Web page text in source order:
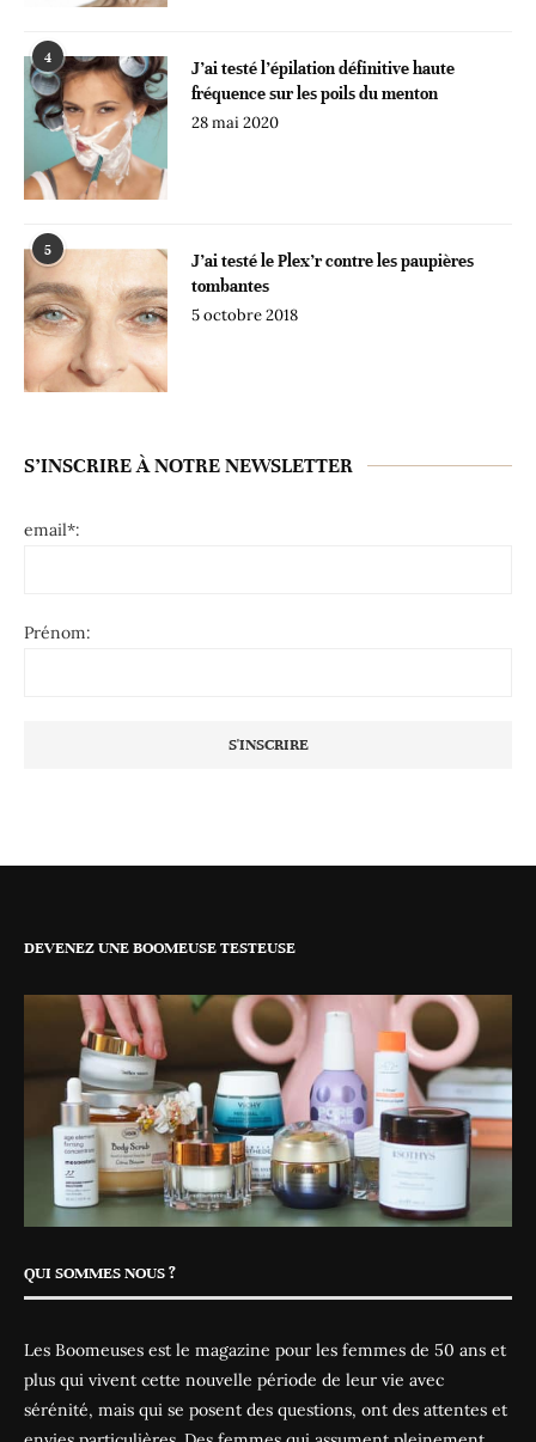
4
J’ai testé l’épilation définitive haute
fréquence sur les poils du menton
28 mai 2020
5
J’ai testé le Plex’r contre les paupières
tombantes
5 octobre 2018
S’INSCRIRE À NOTRE NEWSLETTER
email*:
Prénom:
DEVENEZ UNE BOOMEUSE TESTEUSE
QUI SOMMES NOUS ?
Les Boomeuses est le magazine pour les femmes de 50 ans et
plus qui vivent cette nouvelle période de leur vie avec
sérénité, mais qui se posent des questions, ont des attentes et